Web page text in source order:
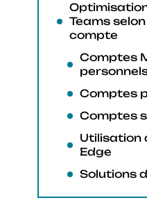
Teams
compte
Comptes
Comptes
Comptes
Utilisation
Edge
Solutions